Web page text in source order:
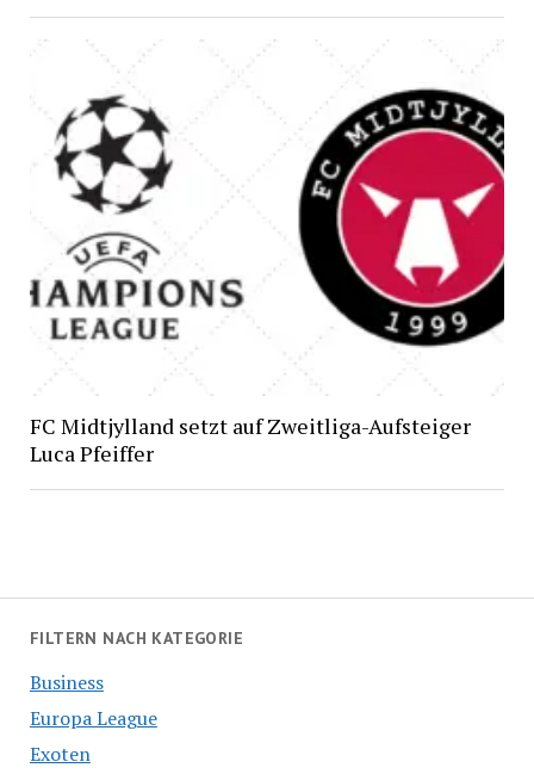
FC Midtjylland setzt auf Zweitliga-Aufsteiger
Luca Pfeiffer
FILTERN NACH KATEGORIE
Business
Europa League
Exoten